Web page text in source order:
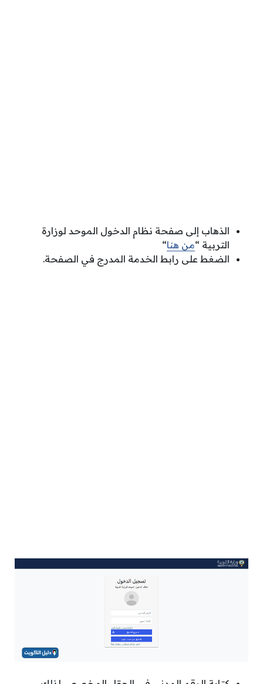
الذهاب إلى صفحة نظام الدخول الموحد لوزارة
التربية “من هنا“
الضغط على رابط الخدمة المدرج في الصفحة.